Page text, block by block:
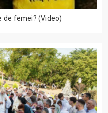
de femei? (Video)